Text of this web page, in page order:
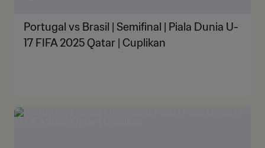
Portugal vs Brasil | Semifinal | Piala Dunia U-
17 FIFA 2025 Qatar | Cuplikan